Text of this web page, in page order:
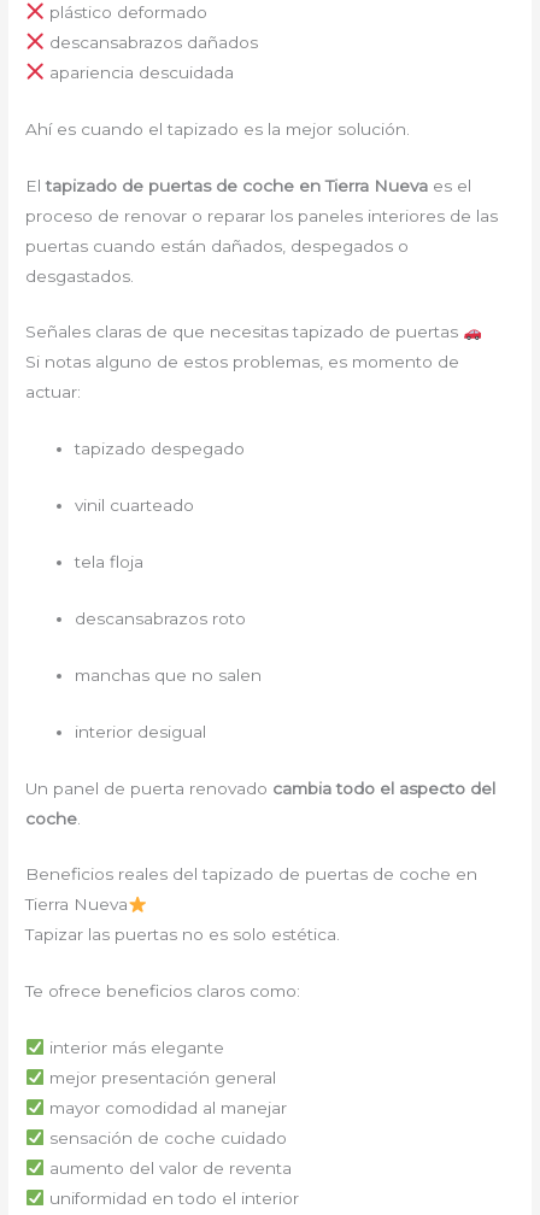
plástico deformado
descansabrazos dañados
apariencia descuidada
Ahí es cuando el tapizado es la mejor solución.
Eltapizado de puertas de coche en Tierra Nueva es el
proceso de renovar o reparar los paneles interiores de las
puertas cuando están dañados, despegados o
desgastados.
Señales claras de que necesitas tapizado de puertas
Si notas alguno de estos problemas, es momento de
actuar:
tapizado despegado
vinil cuarteado
tela floja
descansabrazos roto
manchas que no salen
interior desigual
Un panel de puerta renovado cambia todo el aspecto del
coche
Beneficios reales del tapizado de puertas de coche en
Tierra Nueva
Tapizar las puertas no es solo estética.
Te ofrece beneficios claros como:
interior más elegante
mejor presentación general
mayor comodidad al manejar
sensación de coche cuidado
aumento del valor de reventa
uniformidad en todo el interior